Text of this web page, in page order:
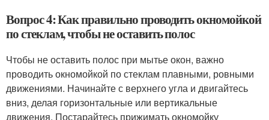
Вопрос 4: Как правильно проводить окномойкой
по стеклам, чтобы не оставить полос
Чтобы не оставить полос при мытье окон, важно
проводить окномойкой по стеклам плавными, ровными
движениями. Начинайте с верхнего угла и двигайтесь
вниз, делая горизонтальные или вертикальные
движения. Постарайтесь прижимать окномойку